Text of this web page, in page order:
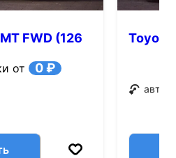
FWD (126
от 0 ₽
Toyota